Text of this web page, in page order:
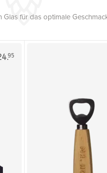
für das optimale
95